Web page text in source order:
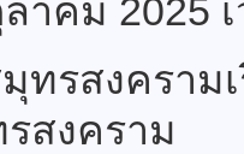
าคม 2025
ทรสงครา
สงคราม